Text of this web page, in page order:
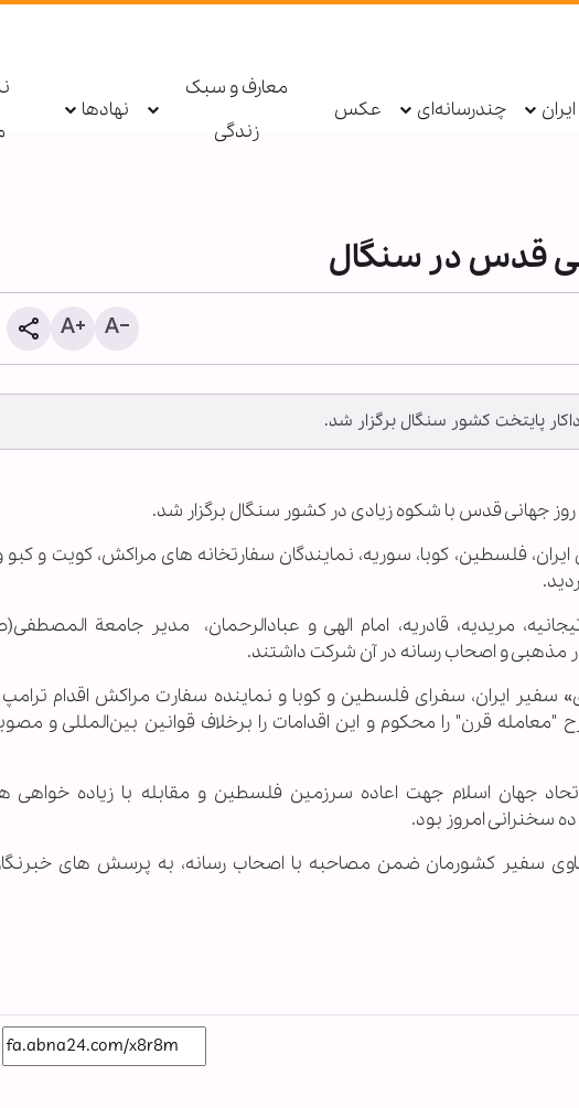
ایران چندرسانه‌ای عکس
معارف و سبک
زندگی
نهادها
قدس در سنگال
پایتخت کشور سنگال برگزار شد.
جهانی قدس با شکوه زیادی در کشور سنگال برگزار شد.
فلسطین، کوبا، سوریه، نمایندگان سفارتخانه های مراکش، کویت و کبو
مریدیه، قادریه، امام الهی و عبادالرحمان، مدیر جامعة
مذهبی و اصحاب رسانه در آن شرکت داشتند.
سفیر ایران، سفرای فلسطین و کوبا و نماینده سفارت مراکش اقدام ترامپ
قرن" را محکوم و این اقدامات را برخلاف قوانین بین‌المللی و
جهان اسلام جهت اعاده سرزمین فلسطین و مقابله با زیاده خواهی
سخنرانی امروز بود.
سفیر کشورمان ضمن مصاحبه با اصحاب رسانه، به پرسش های